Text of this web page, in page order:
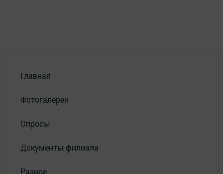
Главная
Фотогалереи
Опросы
Документы филиала
Разное